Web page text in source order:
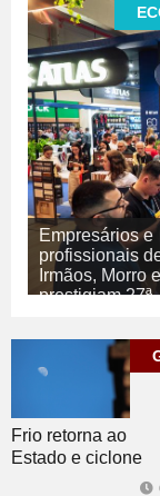
Empresários e
profissionais
Irmãos, Morro
prestigiam 27ª
07/08/2026
ECONOMIA
Frio retorna ao
Estado e ciclone